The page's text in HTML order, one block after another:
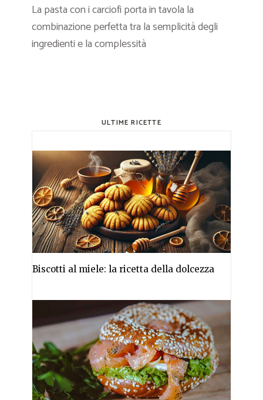
La pasta con i carciofi porta in tavola la
combinazione perfetta tra la semplicità degli
ingredienti e la complessità
ULTIME RICETTE
Biscotti al miele: la ricetta della dolcezza